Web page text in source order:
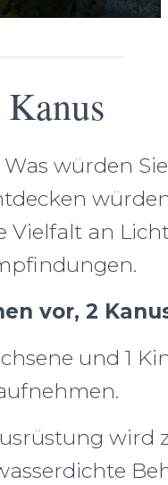
Kanus
würden
Vielfalt an
vor, 2
und 1
wird